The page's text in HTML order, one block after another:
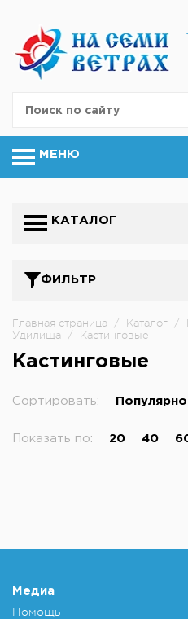
МЕНЮ
КАТАЛОГ
ФИЛЬТР
Главная страница / Каталог /
Удилища / Кастинговые
Кастинговые
Сортировать:
Показать по: 20 40
Медиа
Помощь